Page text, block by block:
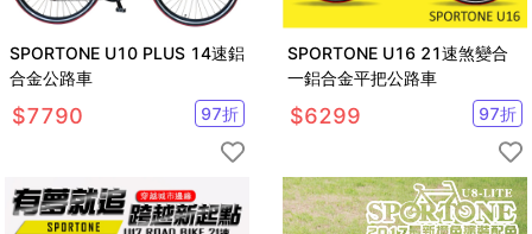
SPORTONE U10 PLUS 14速鋁
合金公路車
$7790 97折
SPORTONE U16 21速煞變合
一鋁合金平把公路車
$6299 97折